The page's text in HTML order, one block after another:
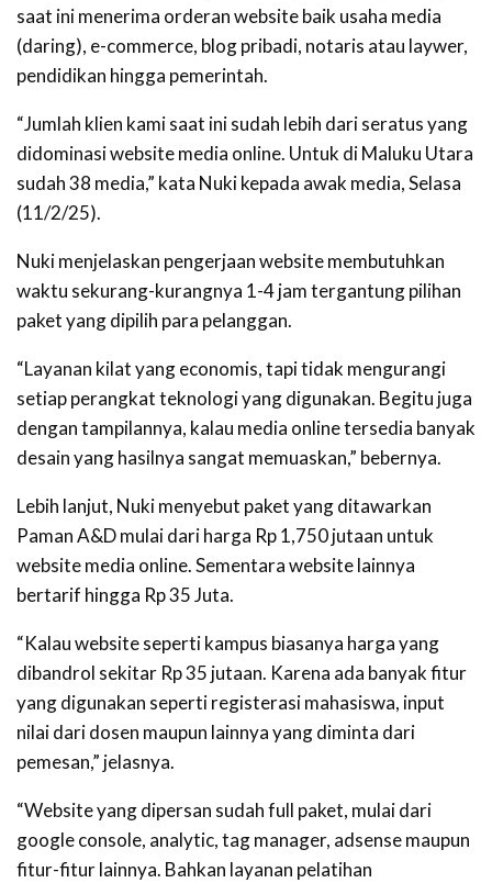
saat ini menerima orderan website baik usaha media
(daring), e-commerce, blog pribadi, notaris atau laywer,
pendidikan hingga pemerintah.
“Jumlah klien kami saat ini sudah lebih dari seratus yang
didominasi website media online. Untuk di Maluku Utara
sudah 38 media,” kata Nuki kepada awak media, Selasa
(11/2/25).
Nuki menjelaskan pengerjaan website membutuhkan
waktu sekurang-kurangnya 1-4 jam tergantung pilihan
paket yang dipilih para pelanggan.
“Layanan kilat yang economis, tapi tidak mengurangi
setiap perangkat teknologi yang digunakan. Begitu juga
dengan tampilannya, kalau media online tersedia banyak
desain yang hasilnya sangat memuaskan,” bebernya.
Lebih lanjut, Nuki menyebut paket yang ditawarkan
Paman A&D mulai dari harga Rp 1,750 jutaan untuk
website media online. Sementara website lainnya
bertarif hingga Rp 35 Juta.
“Kalau website seperti kampus biasanya harga yang
dibandrol sekitar Rp 35 jutaan. Karena ada banyak fitur
yang digunakan seperti registerasi mahasiswa, input
nilai dari dosen maupun lainnya yang diminta dari
pemesan,” jelasnya.
“Website yang dipersan sudah full paket, mulai dari
google console, analytic, tag manager, adsense maupun
fitur-fitur lainnya. Bahkan layanan pelatihan